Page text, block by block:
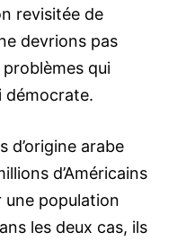
revisitée de
devrions pas
qui
démocrate.
d’origine arabe
d’Américains
une population
les deux cas, ils